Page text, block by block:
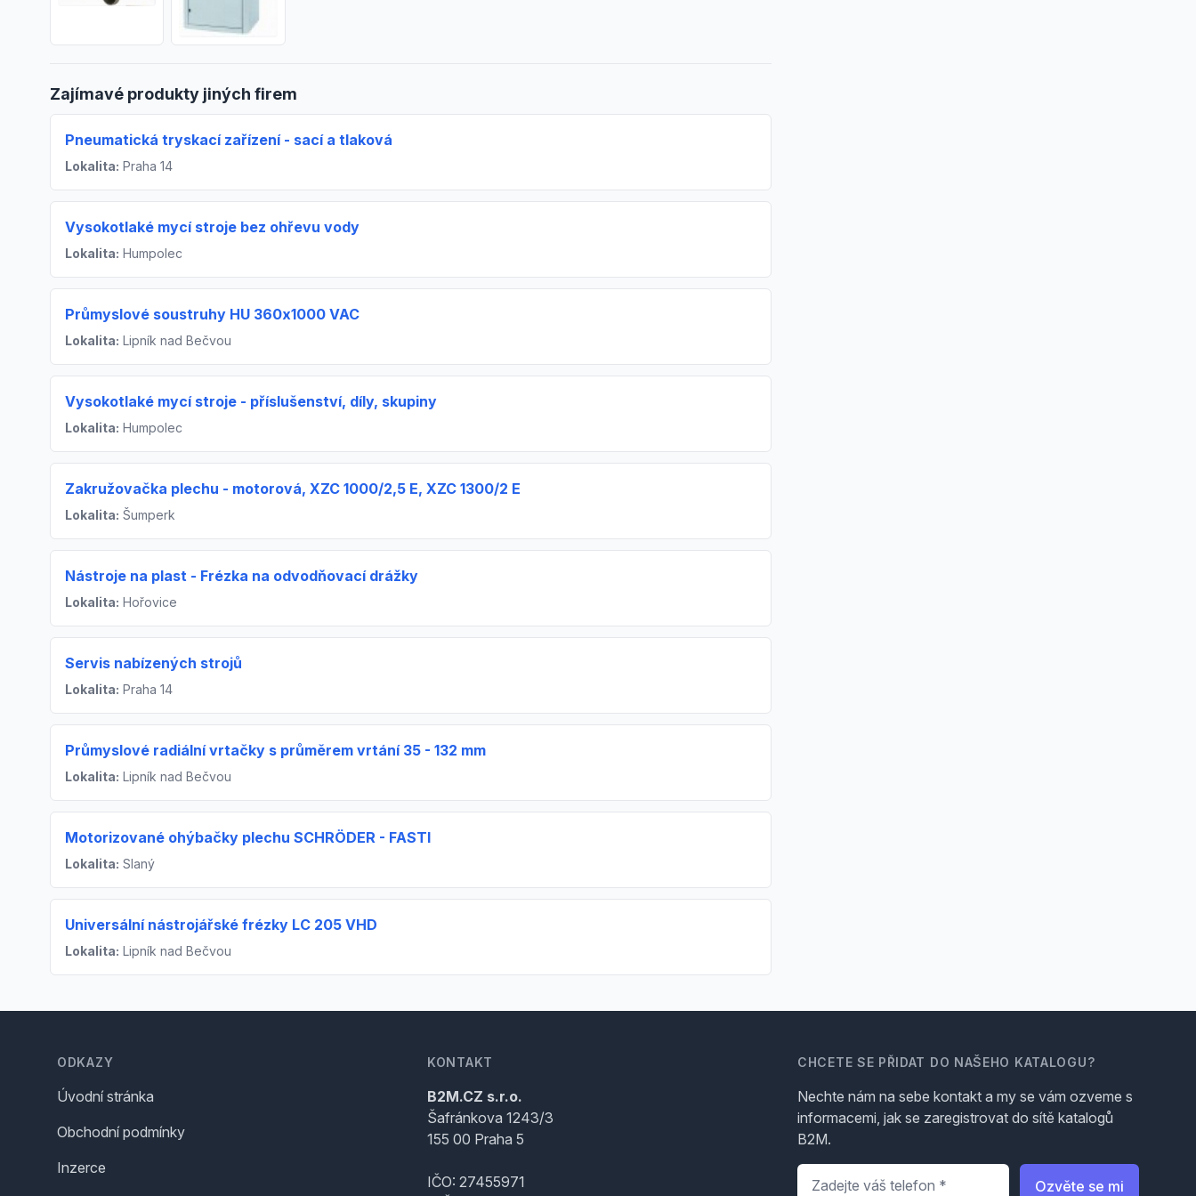
Zajímavé produkty jiných firem
Pneumatická tryskací zařízení - sací a tlaková
Lokalita: Praha 14
Vysokotlaké mycí stroje bez ohřevu vody
Lokalita: Humpolec
Průmyslové soustruhy HU 360x1000 VAC
Lokalita: Lipník nad Bečvou
Vysokotlaké mycí stroje - příslušenství, díly, skupiny
Lokalita: Humpolec
Zakružovačka plechu - motorová, XZC 1000/2,5 E, XZC 1300/2 E
Lokalita: Šumperk
Nástroje na plast - Frézka na odvodňovací drážky
Lokalita: Hořovice
Servis nabízených strojů
Lokalita: Praha 14
Průmyslové radiální vrtačky s průměrem vrtání 35 - 132 mm
Lokalita: Lipník nad Bečvou
Motorizované ohýbačky plechu SCHRÖDER - FASTI
Lokalita: Slaný
Universální nástrojářské frézky LC 205 VHD
Lokalita: Lipník nad Bečvou
ODKAZY
Úvodní stránka
Obchodní podmínky
Inzerce
KONTAKT
B2M.CZ s.r.o.
Šafránkova 1243/3
155 00 Praha 5
IČO: 27455971
CHCETE SE PŘIDAT DO NAŠEHO KATALOGU?
Nechte nám na sebe kontakt a my se vám ozveme s
informacemi, jak se zaregistrovat do sítě katalogů
B2M.
Telefon
Ozvěte se mi